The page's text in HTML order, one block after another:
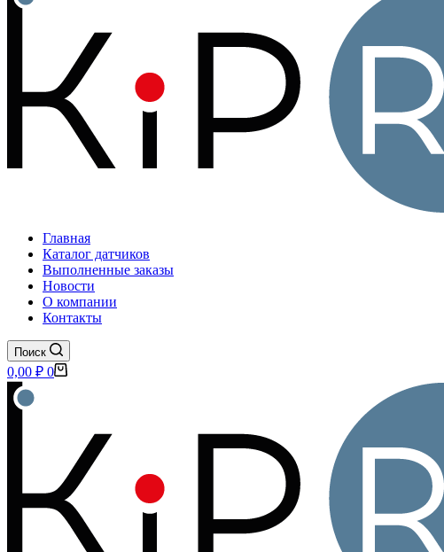
Главная
Каталог датчиков
Выполненные заказы
Новости
О компании
Контакты
Поиск
Корзина
0,00 ₽ 0